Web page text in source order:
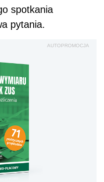
spotkania
pytania.
AUTOPROMOCJA